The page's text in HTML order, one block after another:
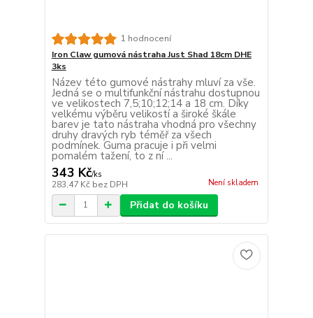
1 hodnocení
Iron Claw gumová nástraha Just Shad 18cm DHE
3ks
Název této gumové nástrahy mluví za vše.
Jedná se o multifunkční nástrahu dostupnou
ve velikostech 7,5;10;12;14 a 18 cm. Díky
velkému výběru velikostí a široké škále
barev je tato nástraha vhodná pro všechny
druhy dravých ryb téměř za všech
podmínek. Guma pracuje i při velmi
pomalém tažení, to z ní ...
343 Kč/ks
283,47 Kč bez DPH Není skladem
Přidat do košíku